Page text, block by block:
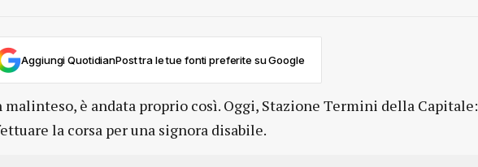
Aggiungi QuotidianPost tra le tue fonti preferite su Google
è andata proprio così. Oggi, Stazione Termini della Capitale:
la corsa per una signora disabile.